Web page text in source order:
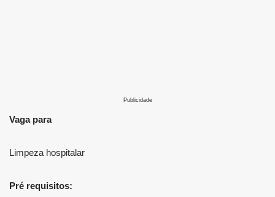
Publicidade
Vaga para
Limpeza hospitalar
Pré requisitos: